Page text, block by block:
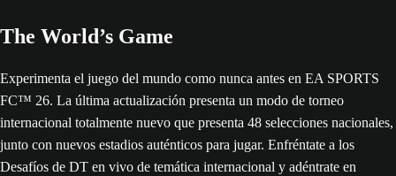
The World’s Game
Experimenta el juego del mundo como nunca antes en EA SPORTS
FC™ 26. La última actualización presenta un modo de torneo
internacional totalmente nuevo que presenta 48 selecciones nacionales,
junto con nuevos estadios auténticos para jugar. Enfréntate a los
Desafíos de DT en vivo de temática internacional y adéntrate en